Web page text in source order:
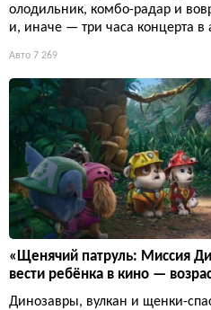
олодильник, комбо-радар и
и, иначе — три часа концерта в
Авто 7 269
«Щенячий патруль: Миссия
вести ребёнка в кино —
Динозавры, вулкан и щенки-